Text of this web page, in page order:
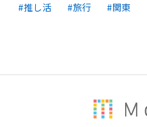
推し活
旅行 関東